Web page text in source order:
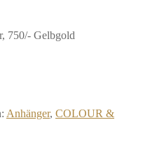
750/- Gelbgold
Anhänger, COLOUR &